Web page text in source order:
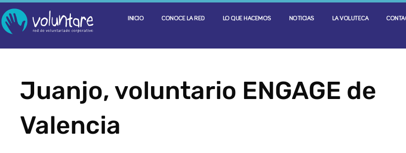
INICIO CONOCE LA RED LO QUE HACEMOS NOTICIAS LA VOLUTECA
Juanjo, voluntario ENGAGE de
Valencia